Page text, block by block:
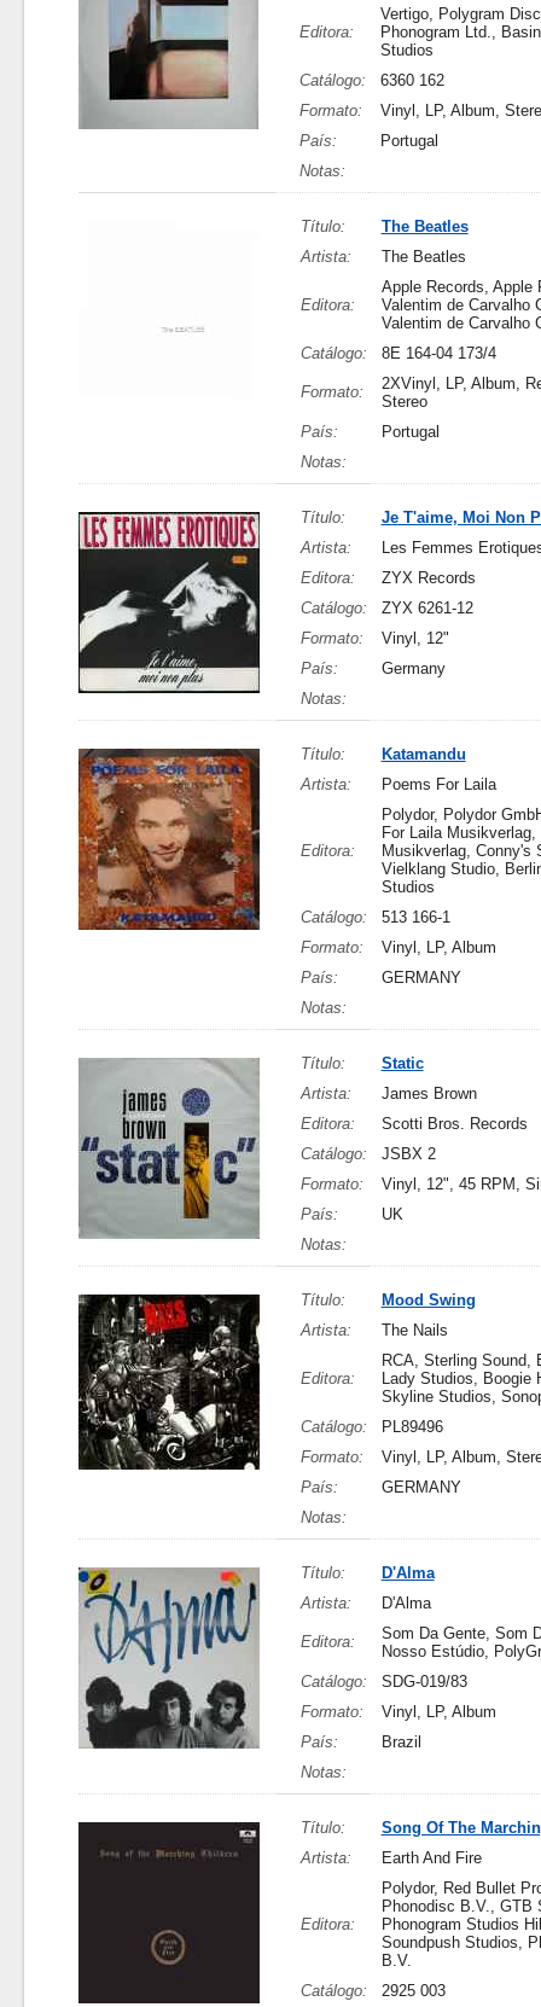
Editora:
Vertigo, Polygram
Phonogram Ltd.,
Studios
Catálogo:
6360 162
Formato:
Vinyl, LP, Album,
País:
Portugal
Notas:
Título:
The Beatles
Artista:
The Beatles
Editora:
Apple Records, Apple
Valentim de Carvalho
Valentim de Carvalho
Catálogo:
8E 164-04 173/4
Formato:
2XVinyl, LP, Album,
Stereo
País:
Portugal
Notas:
Título:
Je T'aime, Moi Non
Artista:
Les Femmes
Editora:
ZYX Records
Catálogo:
ZYX 6261-12
Formato:
Vinyl, 12"
País:
Germany
Notas:
Título:
Katamandu
Artista:
Poems For Laila
Editora:
Polydor, Polydor
For Laila Musikverlag,
Musikverlag, Conny's
Vielklang Studio,
Studios
Catálogo:
513 166-1
Formato:
Vinyl, LP, Album
País:
GERMANY
Notas:
Título:
Static
Artista:
James Brown
Editora:
Scotti Bros. Records
Catálogo:
JSBX 2
Formato:
Vinyl, 12", 45 RPM,
País:
UK
Notas:
Título:
Mood Swing
Artista:
The Nails
Editora:
RCA, Sterling Sound,
Lady Studios, Boogie
Skyline Studios,
Catálogo:
PL89496
Formato:
Vinyl, LP, Album,
País:
GERMANY
Notas:
Título:
D'Alma
Artista:
D'Alma
Editora:
Som Da Gente, Som
Nosso Estúdio,
Catálogo:
SDG-019/83
Formato:
Vinyl, LP, Album
País:
Brazil
Notas:
Título:
Song Of The
Artista:
Earth And Fire
Editora:
Polydor, Red Bullet
Phonodisc B.V., GTB
Phonogram Studios
Soundpush Studios,
B.V.
Catálogo:
2925 003